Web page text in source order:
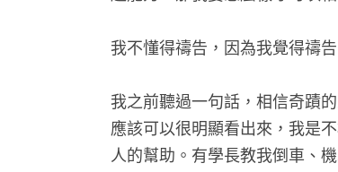
我不懂得禱告，因為我覺得禱
我之前聽過一句話，相信奇蹟
應該可以很明顯看出來，我是
人的幫助。有學長教我倒車、